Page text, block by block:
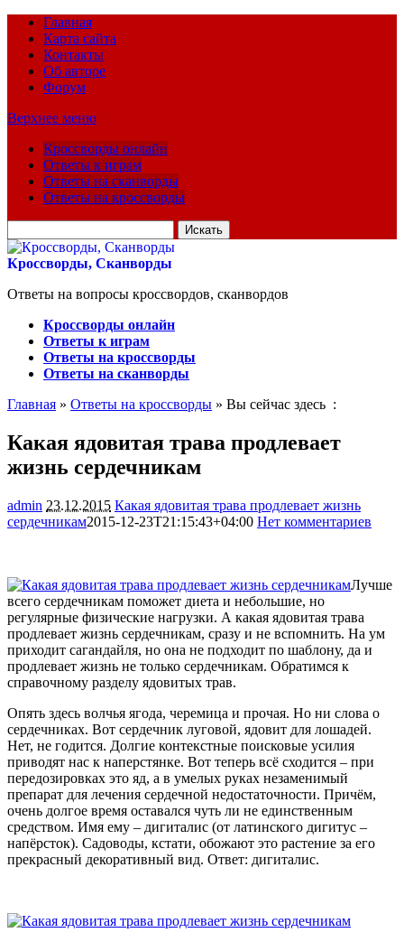
Главная
Карта сайта
Контакты
Об авторе
Форум
Верхнее меню
Кроссворды онлайн
Ответы к играм
Ответы на сканворды
Ответы на кроссворды
для:
Кроссворды, Сканворды
Ответы на вопросы кроссвордов, сканвордов
Кроссворды онлайн
Ответы к играм
Ответы на кроссворды
Ответы на сканворды
Главная » Ответы на кроссворды » Вы сейчас здесь :
Какая ядовитая трава продлевает
жизнь сердечникам
admin 23.12.2015 Какая ядовитая трава продлевает жизнь
сердечникам2015-12-23T21:15:43+04:00 Нет комментариев
Лучше
всего сердечникам поможет диета и небольшие, но
регулярные физические нагрузки. А какая ядовитая трава
продлевает жизнь сердечникам, сразу и не вспомнить. На ум
приходит сагандайля, но она не подходит по шаблону, да и
продлевает жизнь не только сердечникам. Обратимся к
справочному разделу ядовитых трав.
Опять здесь волчья ягода, черемица и прочая. Но ни слова о
сердечниках. Вот сердечник луговой, ядовит для лошадей.
Нет, не годится. Долгие контекстные поисковые усилия
приводят нас к наперстянке. Вот теперь всё сходится – при
передозировках это яд, а в умелых руках незаменимый
препарат для лечения сердечной недостаточности. Причём,
очень долгое время оставался чуть ли не единственным
средством. Имя ему – дигиталис (от латинского дигитус –
напёрсток). Садоводы, кстати, обожают это растение за его
прекрасный декоративный вид. Ответ: дигиталис.